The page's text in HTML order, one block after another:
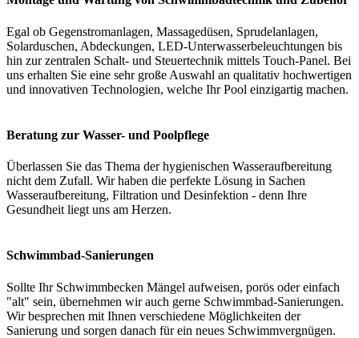
Egal ob Gegenstromanlagen, Massagedüsen, Sprudelanlagen,
Solarduschen, Abdeckungen, LED-Unterwasserbeleuchtungen bis
hin zur zentralen Schalt- und Steuertechnik mittels Touch-Panel. Bei
uns erhalten Sie eine sehr große Auswahl an qualitativ hochwertigen
und innovativen Technologien, welche Ihr Pool einzigartig machen.
Beratung zur Wasser- und Poolpflege
Überlassen Sie das Thema der hygienischen Wasseraufbereitung
nicht dem Zufall. Wir haben die perfekte Lösung in Sachen
Wasseraufbereitung, Filtration und Desinfektion - denn Ihre
Gesundheit liegt uns am Herzen.
Schwimmbad-Sanierungen
Sollte Ihr Schwimmbecken Mängel aufweisen, porös oder einfach
"alt" sein, übernehmen wir auch gerne Schwimmbad-Sanierungen.
Wir besprechen mit Ihnen verschiedene Möglichkeiten der
Sanierung und sorgen danach für ein neues Schwimmvergnügen.